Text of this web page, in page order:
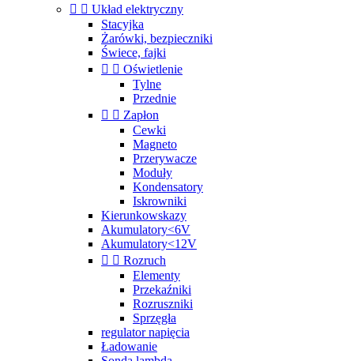
  Układ elektryczny
Stacyjka
Żarówki, bezpieczniki
Świece, fajki
  Oświetlenie
Tylne
Przednie
  Zapłon
Cewki
Magneto
Przerywacze
Moduły
Kondensatory
Iskrowniki
Kierunkowskazy
Akumulatory<6V
Akumulatory<12V
  Rozruch
Elementy
Przekaźniki
Rozruszniki
Sprzęgła
regulator napięcia
Ładowanie